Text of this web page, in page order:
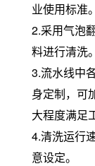
业使用标准。
2.采用气泡
料进行清洗。
3.流水线中
身定制，可
大程度满足
4.清洗运行
意设定。